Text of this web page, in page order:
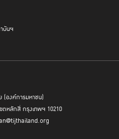
บันฯ
(องค์การมหาชน)
ตหลักสี่ กรุงเทพฯ 10210